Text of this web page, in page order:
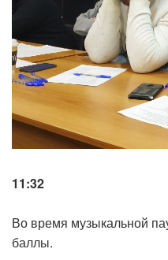
11:32
Во время музыкальной
баллы.